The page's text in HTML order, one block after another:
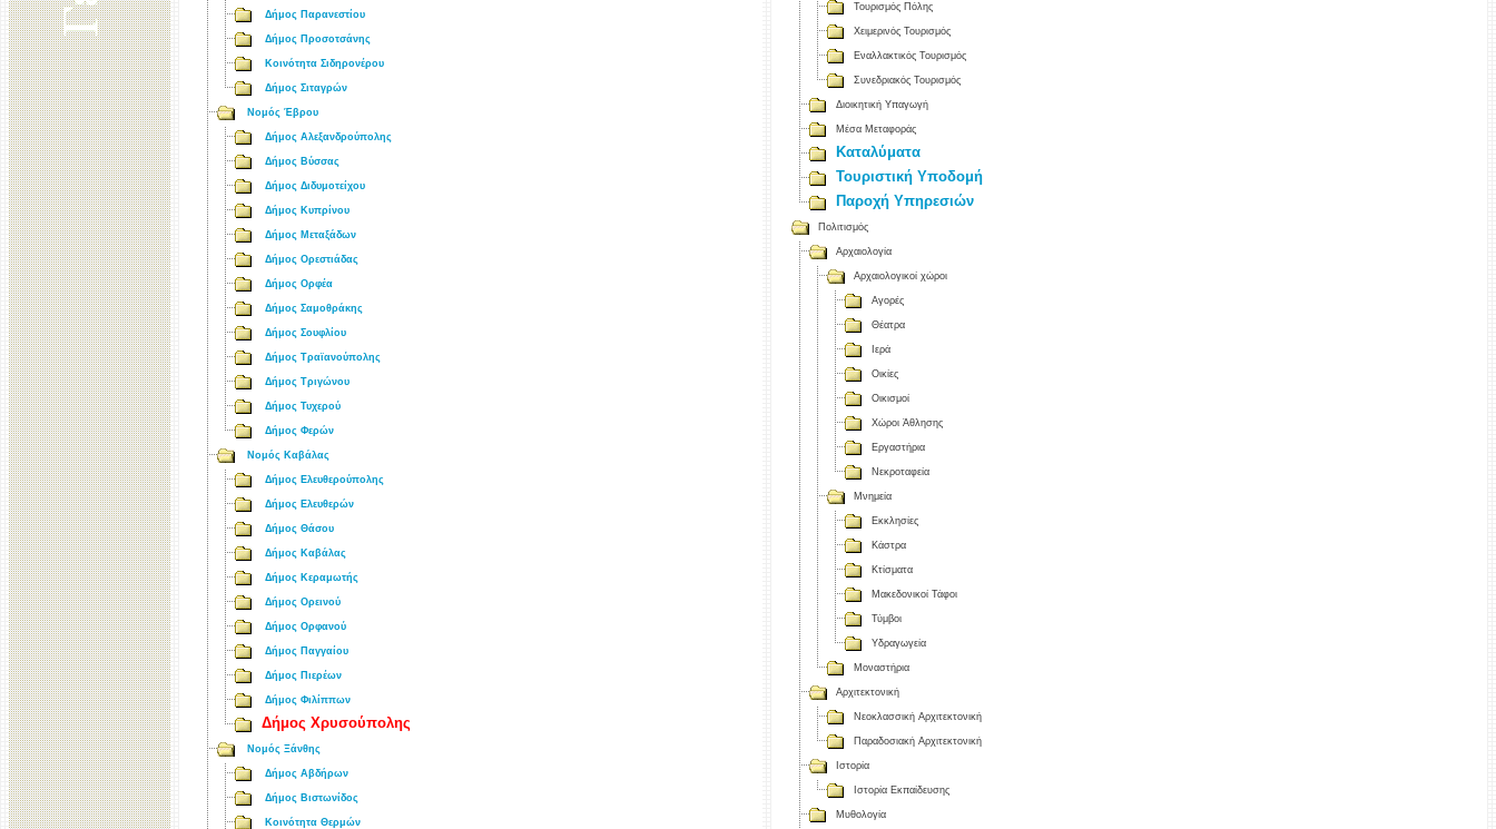
Δήμος Παρανεστίου
Δήμος Προσοτσάνης
Κοινότητα Σιδηρονέρου
Δήμος Σιταγρών
Νομός Έβρου
Δήμος Αλεξανδρούπολης
Δήμος Βύσσας
Δήμος Διδυμοτείχου
Δήμος Κυπρίνου
Δήμος Μεταξάδων
Δήμος Ορεστιάδας
Δήμος Ορφέα
Δήμος Σαμοθράκης
Δήμος Σουφλίου
Δήμος Τραϊανούπολης
Δήμος Τριγώνου
Δήμος Τυχερού
Δήμος Φερών
Νομός Καβάλας
Δήμος Ελευθερούπολης
Δήμος Ελευθερών
Δήμος Θάσου
Δήμος Καβάλας
Δήμος Κεραμωτής
Δήμος Ορεινού
Δήμος Ορφανού
Δήμος Παγγαίου
Δήμος Πιερέων
Δήμος Φιλίππων
Δήμος Χρυσούπολης
Νομός Ξάνθης
Δήμος Αβδήρων
Δήμος Βιστωνίδος
Κοινότητα Θερμών
Τουρισμός Πόλης
Χειμερινός Τουρισμός
Εναλλακτικός Τουρισμός
Συνεδριακός Τουρισμός
Διοικητική Υπαγωγή
Μέσα Μεταφοράς
Καταλύματα
Τουριστική Υποδομή
Παροχή Υπηρεσιών
Πολιτισμός
Αρχαιολογία
Αρχαιολογικοί χώροι
Αγορές
Θέατρα
Ιερά
Οικίες
Οικισμοί
Χώροι Άθλησης
Εργαστήρια
Νεκροταφεία
Μνημεία
Εκκλησίες
Κάστρα
Κτίσματα
Μακεδονικοί Τάφοι
Τύμβοι
Υδραγωγεία
Μοναστήρια
Αρχιτεκτονική
Νεοκλασσική Αρχιτεκτονική
Παραδοσιακή Αρχιτεκτονική
Ιστορία
Ιστορία Εκπαίδευσης
Μυθολογία